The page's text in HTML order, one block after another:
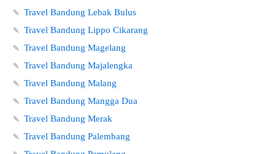
🍡 Travel Bandung Lebak Bulus
🍡 Travel Bandung Lippo Cikarang
🍡 Travel Bandung Magelang
🍡 Travel Bandung Majalengka
🍡 Travel Bandung Malang
🍡 Travel Bandung Mangga Dua
🍡 Travel Bandung Merak
🍡 Travel Bandung Palembang